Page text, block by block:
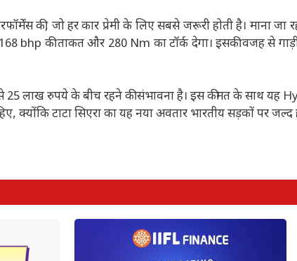
की, जो हर कार प्रेमी के लिए सबसे जरूरी होती है। माना जा
bhp की ताकत और 280 Nm का टॉर्क देगा। इसकी वजह से
लाख रुपये के बीच रहने की संभावना है। इस कीमत के साथ यह
क्योंकि टाटा सिएरा का यह नया अवतार भारतीय सड़कों पर जल्द